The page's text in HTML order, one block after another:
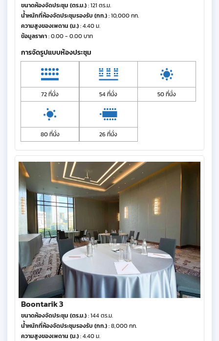
ขนาดห้องจัดประชุม (ตร.ม.): 121 ตร.ม.
น้ำหนักที่ห้องจัดประชุมรองรับ (กก.): 10,000 กก.
ความสูงของเพดาน (ม.): 4.40 ม.
ข้อมูลราคา: 0.00 - 0.00 บาท
การจัดรูปแบบห้องประชุม
72 ที่นั่ง 54 ที่นั่ง 50 ที่นั่ง
80 ที่นั่ง 26 ที่นั่ง
Boontarik 3
ขนาดห้องจัดประชุม (ตร.ม.): 144 ตร.ม.
น้ำหนักที่ห้องจัดประชุมรองรับ (กก.): 8,000 กก.
ความสูงของเพดาน (ม.): 4.40 ม.